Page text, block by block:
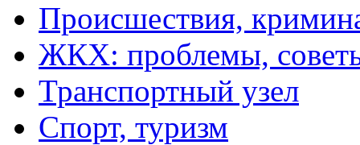
Происшествия,
ЖКХ: проблемы,
Транспортный узел
Спорт, туризм